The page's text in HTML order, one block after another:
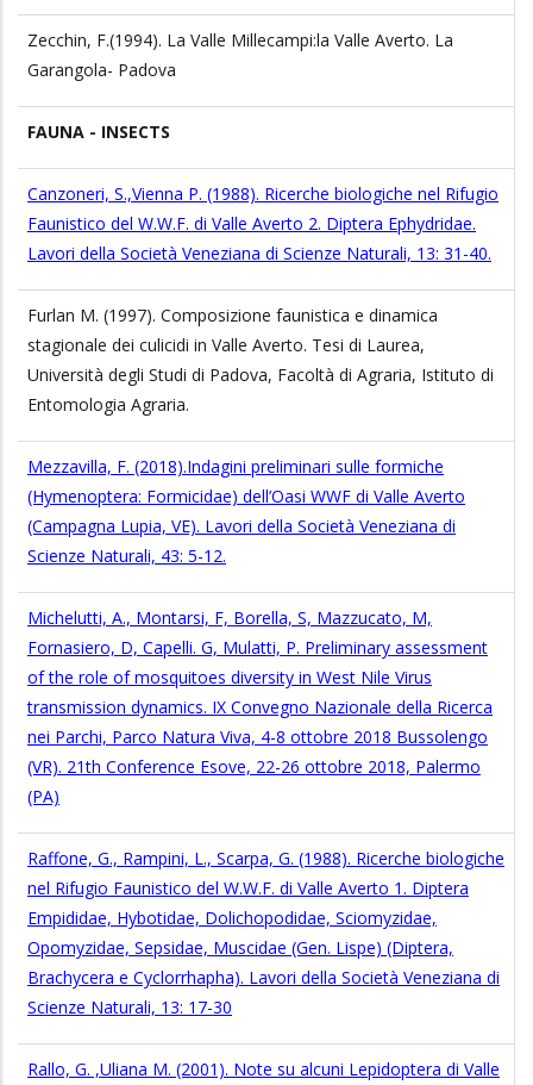
Zecchin, F.(1994). La Valle Millecampi:la Valle Averto. La
Garangola- Padova
FAUNA - INSECTS
Canzoneri, S.,Vienna P. (1988). Ricerche biologiche nel Rifugio
Faunistico del W.W.F. di Valle Averto 2. Diptera Ephydridae.
Lavori della Società Veneziana di Scienze Naturali, 13: 31-40.
Furlan M. (1997). Composizione faunistica e dinamica
stagionale dei culicidi in Valle Averto. Tesi di Laurea,
Università degli Studi di Padova, Facoltà di Agraria, Istituto di
Entomologia Agraria.
Mezzavilla, F. (2018).Indagini preliminari sulle formiche
(Hymenoptera: Formicidae) dell’Oasi WWF di Valle Averto
(Campagna Lupia, VE). Lavori della Società Veneziana di
Scienze Naturali, 43: 5-12.
Michelutti, A., Montarsi, F, Borella, S, Mazzucato, M,
Fornasiero, D, Capelli. G, Mulatti, P. Preliminary assessment
of the role of mosquitoes diversity in West Nile Virus
transmission dynamics. IX Convegno Nazionale della Ricerca
nei Parchi, Parco Natura Viva, 4-8 ottobre 2018 Bussolengo
(VR). 21th Conference Esove, 22-26 ottobre 2018, Palermo
(PA)
Raffone, G., Rampini, L., Scarpa, G. (1988). Ricerche biologiche
nel Rifugio Faunistico del W.W.F. di Valle Averto 1. Diptera
Empididae, Hybotidae, Dolichopodidae, Sciomyzidae,
Opomyzidae, Sepsidae, Muscidae (Gen. Lispe) (Diptera,
Brachycera e Cyclorrhapha). Lavori della Società Veneziana di
Scienze Naturali, 13: 17-30
Rallo, G. ,Uliana M. (2001). Note su alcuni Lepidoptera di Valle